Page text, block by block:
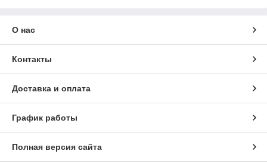
О нас
Контакты
Доставка и оплата
График работы
Полная версия сайта